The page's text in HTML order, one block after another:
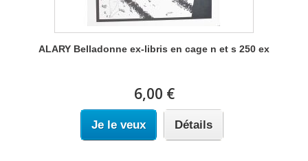
ALARY Belladonne ex-libris en cage n et s 250 ex
6,00 €
Je le veux Détails